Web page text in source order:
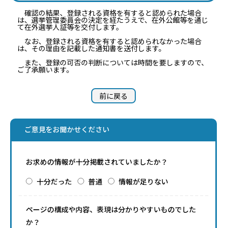
確認の結果、登録される資格を有すると認められた場合
は、選挙管理委員会の決定を経たうえで、在外公館等を通じ
て在外選挙人証等を交付します。
なお、登録される資格を有すると認められなかった場合
は、その理由を記載した通知書を送付します。
また、登録の可否の判断については時間を要しますので、
ご了承願います。
前に戻る
ご意見をお聞かせください
お求めの情報が十分掲載されていましたか？
十分だった
普通 情報が足りない
ページの構成や内容、表現は分かりやすいものでした
か？